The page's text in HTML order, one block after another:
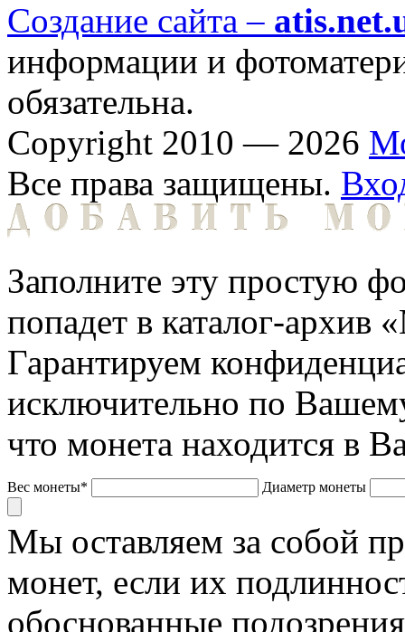
Создание сайта –
информации и
обязательна.
Copyright 2010 — 2026
Все права защищены.
Заполните эту простую
попадет в каталог-архив
Гарантируем
исключительно по
что монета находится в
Вес монеты* Диаметр монеты
Мы оставляем за собой
монет, если их
обоснованные